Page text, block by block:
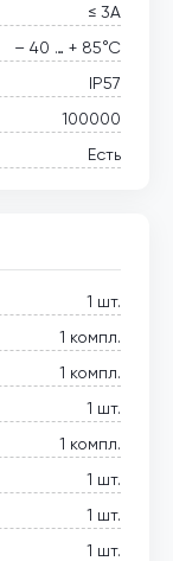
≤ 3А
– 40 … + 85°С
IP57
100000
Есть
1 шт.
1 компл.
1 компл.
1 шт.
1 компл.
1 шт.
1 шт.
1 шт.